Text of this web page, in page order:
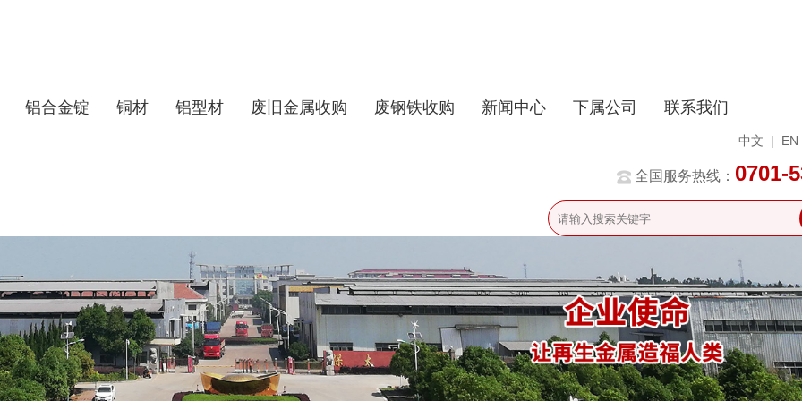
铝合金锭 铜材 铝型材 废旧金属收购 废钢铁收购 新闻中心 下属公司 联系我们
中文 | EN
全国服务热线： 0701-